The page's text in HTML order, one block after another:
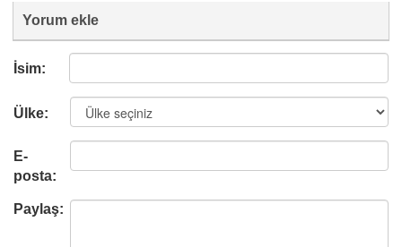
Yorum ekle
İsim:
Ülke:
E-
posta:
Paylaş: